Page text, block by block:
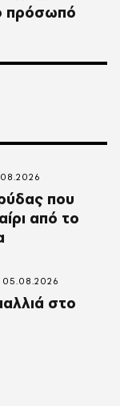
πρόσωπό
που
από το
στο
05.08.2026